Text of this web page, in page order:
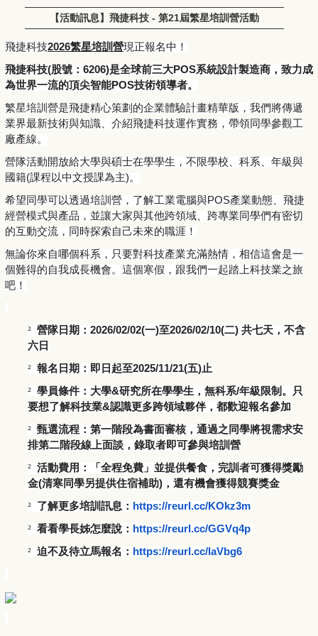
【活動訊息】飛捷科技 - 第21屆繁星培訓營活動
飛捷科技2026繁星培訓營現正報名中！
飛捷科技(股號：6206)是全球前三大POS系統設計製造商， 致力成
為世界一流的頂尖智能POS技術領導者。
繁星培訓營是飛捷精心策劃的企業體驗計畫精華版， 我們將傳遞
業界最新技術與知識、介紹飛捷科技運作實務， 帶領同學參觀工
廠產線。
營隊活動開放給大學與碩士在學學生，不限學校、科系、年級與
國籍(課程以中文授課為主)。
希望同學可以透過培訓營，了解工業電腦與POS產業動態、 飛捷
經營模式與產品，並讓大家與其他跨領域、 跨專業同學們有密切
的互動交流，同時探索自己未來的職涯！
無論你來自哪個科系，只要對科技產業充滿熱情， 相信這會是一
個難得的自我成長機會。這個寒假， 跟我們一起踏上科技業之旅
吧！
² 營隊日期：2026/02/02(一)至2026/02/10(二) 共七天，不含
六日
² 報名日期：即日起至2025/11/21(五)止
² 學員條件：大學&研究所在學學生，無科系/年級限制。 只
要想了解科技業&認識更多跨領域夥伴，都歡迎報名參加
² 甄選流程：第一階段為書面審核， 通過之同學將視需求安
排第二階段線上面談，錄取者即可參與培訓營
² 活動費用：「全程免費」並提供餐食，完訓者可獲得獎勵
金(清寒同學另提供住宿補助)，還有機會獲得競賽獎金
² 了解更多培訓訊息： https://reurl.cc/KOkz3m
² 看看學長姊怎麼說： https://reurl.cc/GGVq4p
² 迫不及待立馬報名： https://reurl.cc/ laVbg6